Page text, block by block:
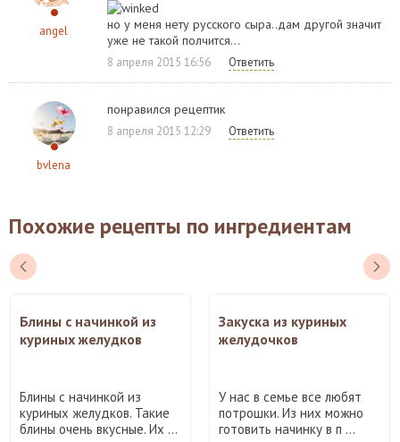
angel
но у меня нету русского сыра..дам другой значит
уже не такой полчится...
8 апреля 2015 16:56 Ответить
bvlena
понравился рецептик
8 апреля 2015 12:29 Ответить
Похожие рецепты по ингредиентам
Блины с начинкой из
куриных желудков
Блины с начинкой из
куриных желудков. Такие
блины очень вкусные. Их ...
Закуска из куриных
желудочков
У нас в семье все любят
потрошки. Из них можно
готовить начинку в п ...